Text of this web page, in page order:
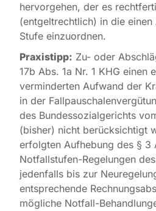
hervorgehen, der es
(entgeltrechtlich) in die
Stufe einzuordnen.
Praxistipp: Zu- oder
17b Abs. 1a Nr. 1 KHG einen
verminderten Aufwand der
in der
des Bundessozialgerichts
(bisher) nicht berücksichtigt
erfolgten Aufhebung des § 3
Notfallstufen-Regelungen
jedenfalls bis zur
entsprechende
mögliche Notfall-